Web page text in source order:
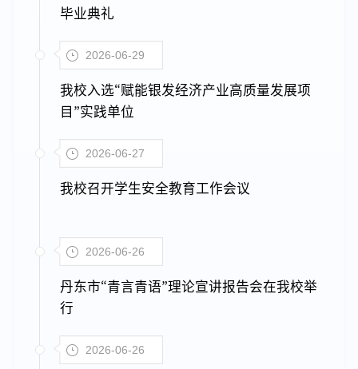
毕业典礼
2026-06-29
我校入选“赋能银发经济产业高质量发展项
目”实践单位
2026-06-27
我校召开学生安全教育工作会议
2026-06-26
丹东市“青言青语”理论宣讲报告会在我校举
行
2026-06-26